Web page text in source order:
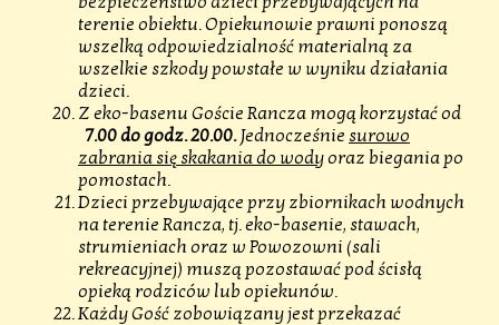
terenie obiektu. Opiekunowie prawni ponoszą
wszelką odpowiedzialność materialną za
wszelkie szkody powstałe w wyniku działania
dzieci.
Z eko-basenu Goście Rancza mogą korzystać od
7.00 do godz. 20.00.Jednocześnie surowo
zabrania się skakania do wodyoraz biegania po
pomostach.
Dzieci przebywające przy zbiornikach wodnych
na terenie Rancza, tj. eko-basenie, stawach,
strumieniach oraz w Powozowni (sali
rekreacyjnej) muszą pozostawać pod ścisłą
opieką rodziców lub opiekunów.
Każdy Gość zobowiązany jest przekazać